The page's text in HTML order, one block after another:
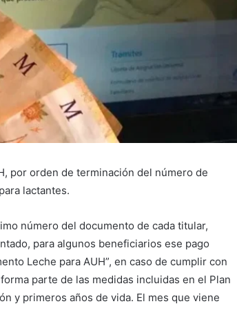
por orden de terminación del número de
lactantes.
número del documento de cada titular,
para algunos beneficiarios ese pago
Leche para AUH”, en caso de cumplir con
parte de las medidas incluidas en el Plan
y primeros años de vida. El mes que viene